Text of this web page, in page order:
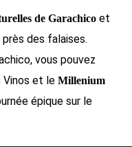
de Garachicoet
des falaises.
vous pouvez
Vinos et le Millenium
épique sur le